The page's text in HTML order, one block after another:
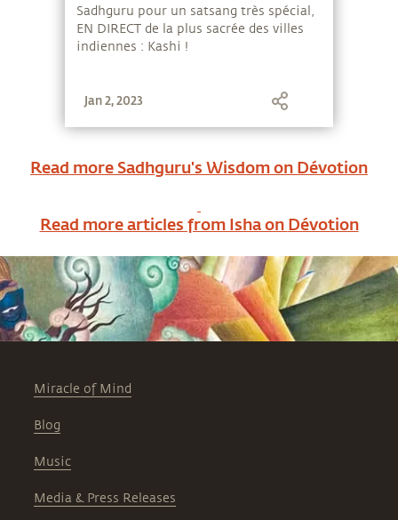
septembre
Sadhguru pour un satsang très spécial,
EN DIRECT de la plus sacrée des villes
indiennes : Kashi !
Jan 2, 2023
Read more Sadhguru's Wisdom on Dévotion
Read more articles from Isha on Dévotion
Miracle of Mind
Blog
Music
Media & Press Releases